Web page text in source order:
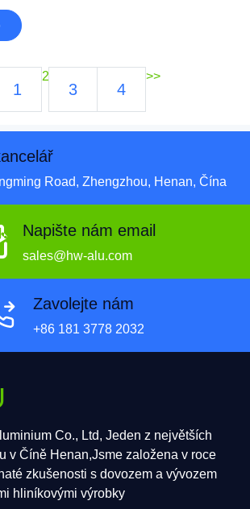
1
2
3 4
>>
Road, Zhengzhou, Henan, Čína
Napište nám email
sales@hw-alu.com
Zavolejte nám
+86 181 3778 2032
Co., Ltd, Jeden z největších
v Číně Henan,Jsme založena v roce
zkušenosti s dovozem a vývozem
hliníkovými výrobky